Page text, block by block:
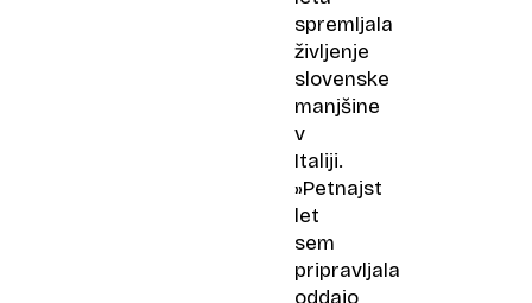
spremljala
življenje
slovenske
manjšine
v
Italiji.
»Petnajst
let
sem
pripravljala
oddajo